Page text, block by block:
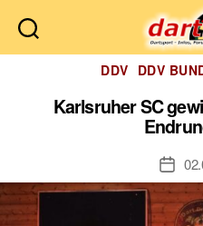
DDV DDV
Karlsruher SC